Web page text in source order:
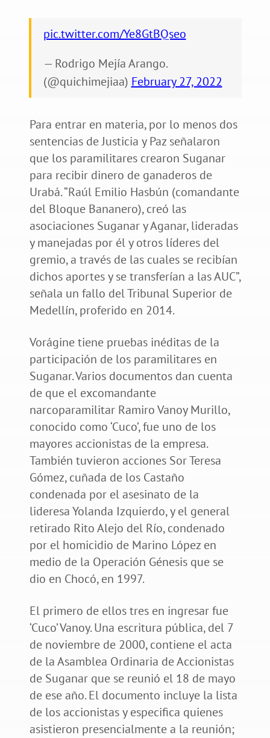
pic.twitter.com/Ye8GtBQseo
— Rodrigo Mejía Arango.
(@quichimejiaa) February 27, 2022
Para entrar en materia, por lo menos dos
sentencias de Justicia y Paz señalaron
que los paramilitares crearon Suganar
para recibir dinero de ganaderos de
Urabá. “Raúl Emilio Hasbún (comandante
del Bloque Bananero), creó las
asociaciones Suganar y Aganar, lideradas
y manejadas por él y otros líderes del
gremio, a través de las cuales se recibían
dichos aportes y se transferían a las AUC”,
señala un fallo del Tribunal Superior de
Medellín, proferido en 2014.
Vorágine tiene pruebas inéditas de la
participación de los paramilitares en
Suganar. Varios documentos dan cuenta
de que el excomandante
narcoparamilitar Ramiro Vanoy Murillo,
conocido como ‘Cuco’, fue uno de los
mayores accionistas de la empresa.
También tuvieron acciones Sor Teresa
Gómez, cuñada de los Castaño
condenada por el asesinato de la
lideresa Yolanda Izquierdo, y el general
retirado Rito Alejo del Río, condenado
por el homicidio de Marino López en
medio de la Operación Génesis que se
dio en Chocó, en 1997.
El primero de ellos tres en ingresar fue
‘Cuco’ Vanoy. Una escritura pública, del 7
de noviembre de 2000, contiene el acta
de la Asamblea Ordinaria de Accionistas
de Suganar que se reunió el 18 de mayo
de ese año. El documento incluye la lista
de los accionistas y especifica quienes
asistieron presencialmente a la reunión;